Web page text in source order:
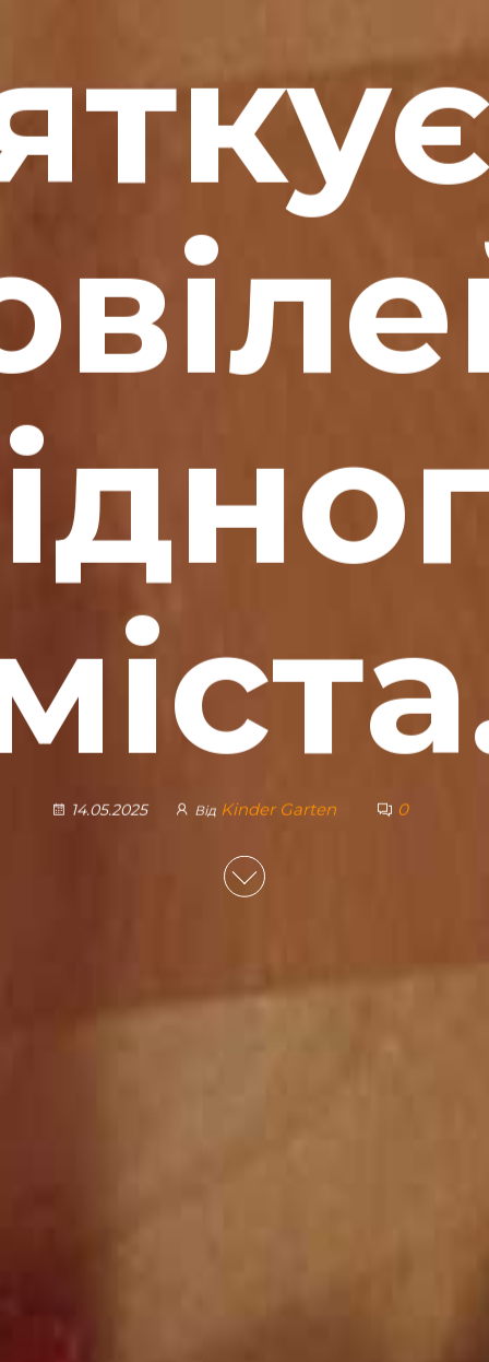
14.05.2025 Від Kinder Garten 0